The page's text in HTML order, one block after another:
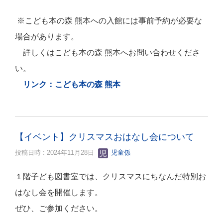
※こども本の森 熊本への入館には事前予約が必要な
場合があります。
詳しくはこども本の森 熊本へお問い合わせくださ
い。
リンク：こども本の森 熊本
【イベント】クリスマスおはなし会について
投稿日時 : 2024年11月28日 児童係
１階子ども図書室では、クリスマスにちなんだ特別お
はなし会を開催します。
ぜひ、ご参加ください。